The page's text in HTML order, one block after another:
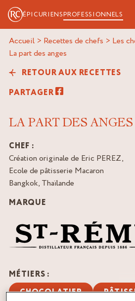
ÉPICURIENSPROFESSIONNELS
Accueil > Recettes de chefs > Les
la part des anges
RETOUR AUX RECETTES
PARTAGER
LA PART DES ANGES
CHEF :
Création originale de Eric PEREZ,
Ecole de pâtisserie Macaron
Bangkok, Thaïlande
MARQUE
MÉTIERS :
CHOCOLATIER